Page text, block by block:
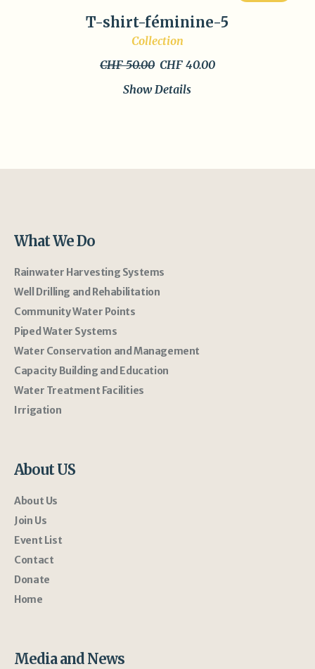
T-shirt-féminine-5
Collection
CHF 50.00 Original
was:
CHF 40.00Current
Show Details
What We Do
Rainwater Harvesting Systems
Well Drilling and Rehabilitation
Community Water Points
Piped Water Systems
Water Conservation and Management
Capacity Building and Education
Water Treatment Facilities
Irrigation
About US
About Us
Join Us
Event List
Contact
Donate
Home
Media and News